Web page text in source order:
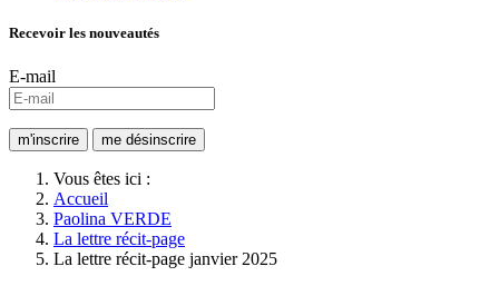
Recevoir les nouveautés
E-mail
Vous êtes ici :
Accueil
Paolina VERDE
La lettre récit-page
La lettre récit-page janvier 2025